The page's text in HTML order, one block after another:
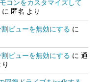
コンをカスタマイズして
に 匿名 より
割ビューを無効にする に
割ビューを無効にする に 通
り